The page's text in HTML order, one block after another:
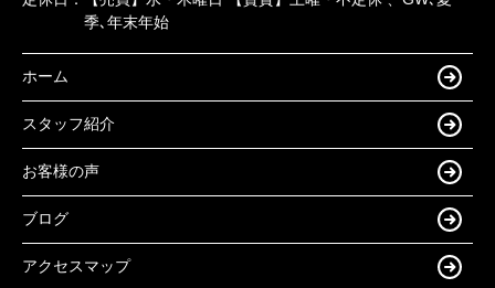
季､年末年始
ホーム
スタッフ紹介
お客様の声
ブログ
アクセスマップ